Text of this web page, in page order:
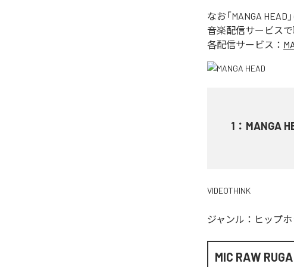
なお「MANGA HEAD
音楽配信サービスで
各配信サービス：
1 ： MANGA
VIDEOTHINK
ジャンル： ヒップ
MIC RAW RUGA